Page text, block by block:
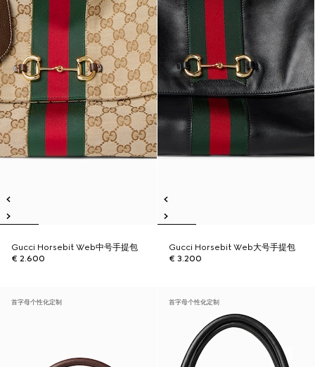
Gucci Horsebit Web中号手提包
€ 2.600
Gucci Horsebit Web大号手提包
€ 3.200
首字母个性化定制 首字母个性化定制